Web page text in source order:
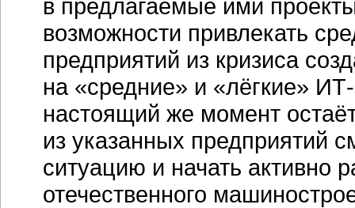
в предлагаемые ими
возможности привлекать
предприятий из кризиса
на «средние» и «лёгкие»
настоящий же момент
из указанных предприятий
ситуацию и начать активно
отечественного